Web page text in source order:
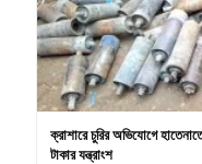
ক্রাশারে চুরির অভিযোগে
টাকার যন্ত্রাংশ